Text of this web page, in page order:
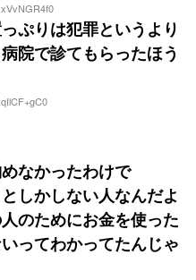
ぷりは犯罪というより
院で診てもらったほう
なかったわけで
しかしない人なんだよ
のためにお金を使った
ってわかってたんじゃ